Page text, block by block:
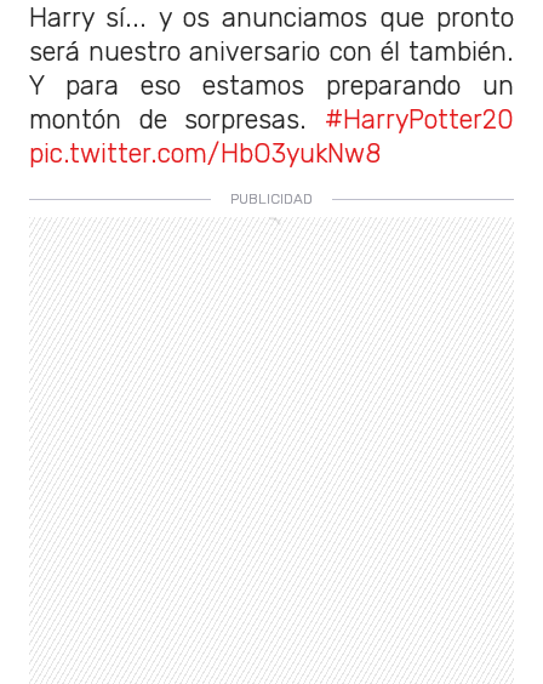
Harry sí... y os anunciamos que pronto
será nuestro aniversario con él también.
Y para eso estamos preparando un
montón de sorpresas. #HarryPotter20
pic.twitter.com/HbO3yukNw8